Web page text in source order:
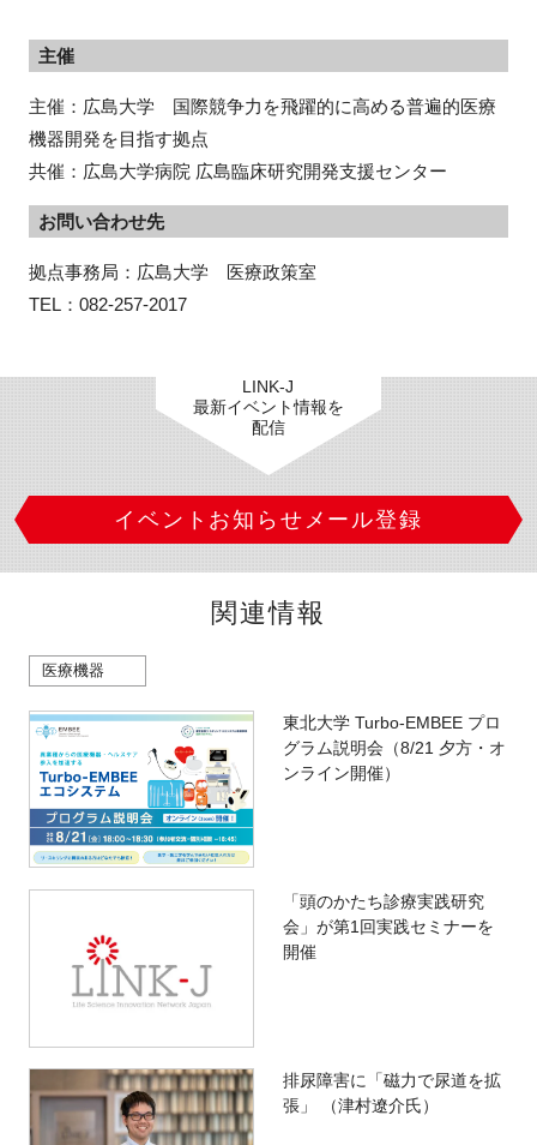
主催
主催：広島大学 国際競争力を飛躍的に高める普遍的医療
機器開発を目指す拠点
共催：広島大学病院 広島臨床研究開発支援センター
お問い合わせ先
拠点事務局：広島大学　医療政策室
TEL：082-257-2017
LINK-J
最新イベント情報を
配信
イベントお知らせメール登録
関連情報
医療機器
東北大学 Turbo-EMBEE プロ
グラム説明会（8/21 夕方・オ
ンライン開催）
「頭のかたち診療実践研究
会」が第1回実践セミナーを
開催
排尿障害に「磁力で尿道を拡
張」 （津村遼介氏）